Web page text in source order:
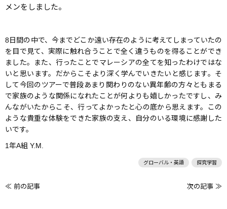
メンをしました。
8日間の中で、今までどこか遠い存在のように考えてしまっていたの
を目で見て、実際に触れ合うことで全く違うものを得ることができ
ました。また、行ったことでマレーシアの全てを知ったわけではな
いと思います。だからこそより深く学んでいきたいと感じます。そ
して今回のツアーで普段あまり関わりのない異年齢の方々ともまる
で家族のような関係になれたことが何よりも嬉しかったですし、み
んながいたからこそ、行ってよかったと心の底から思えます。この
ような貴重な体験をできた家族の支え、自分のいる環境に感謝した
いです。
1年A組 Y.M.
グローバル・英語 探究学習
前
≪ 前の記事 次の記事 ≫